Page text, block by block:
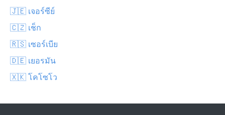
🇯🇪 เจอร์ซีย์
🇨🇿 เช็ก
🇷🇸 เซอร์เบีย
🇩🇪 เยอรมัน
🇽🇰 โคโซโว